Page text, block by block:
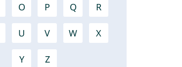
O P Q R
U V W X
Y Z